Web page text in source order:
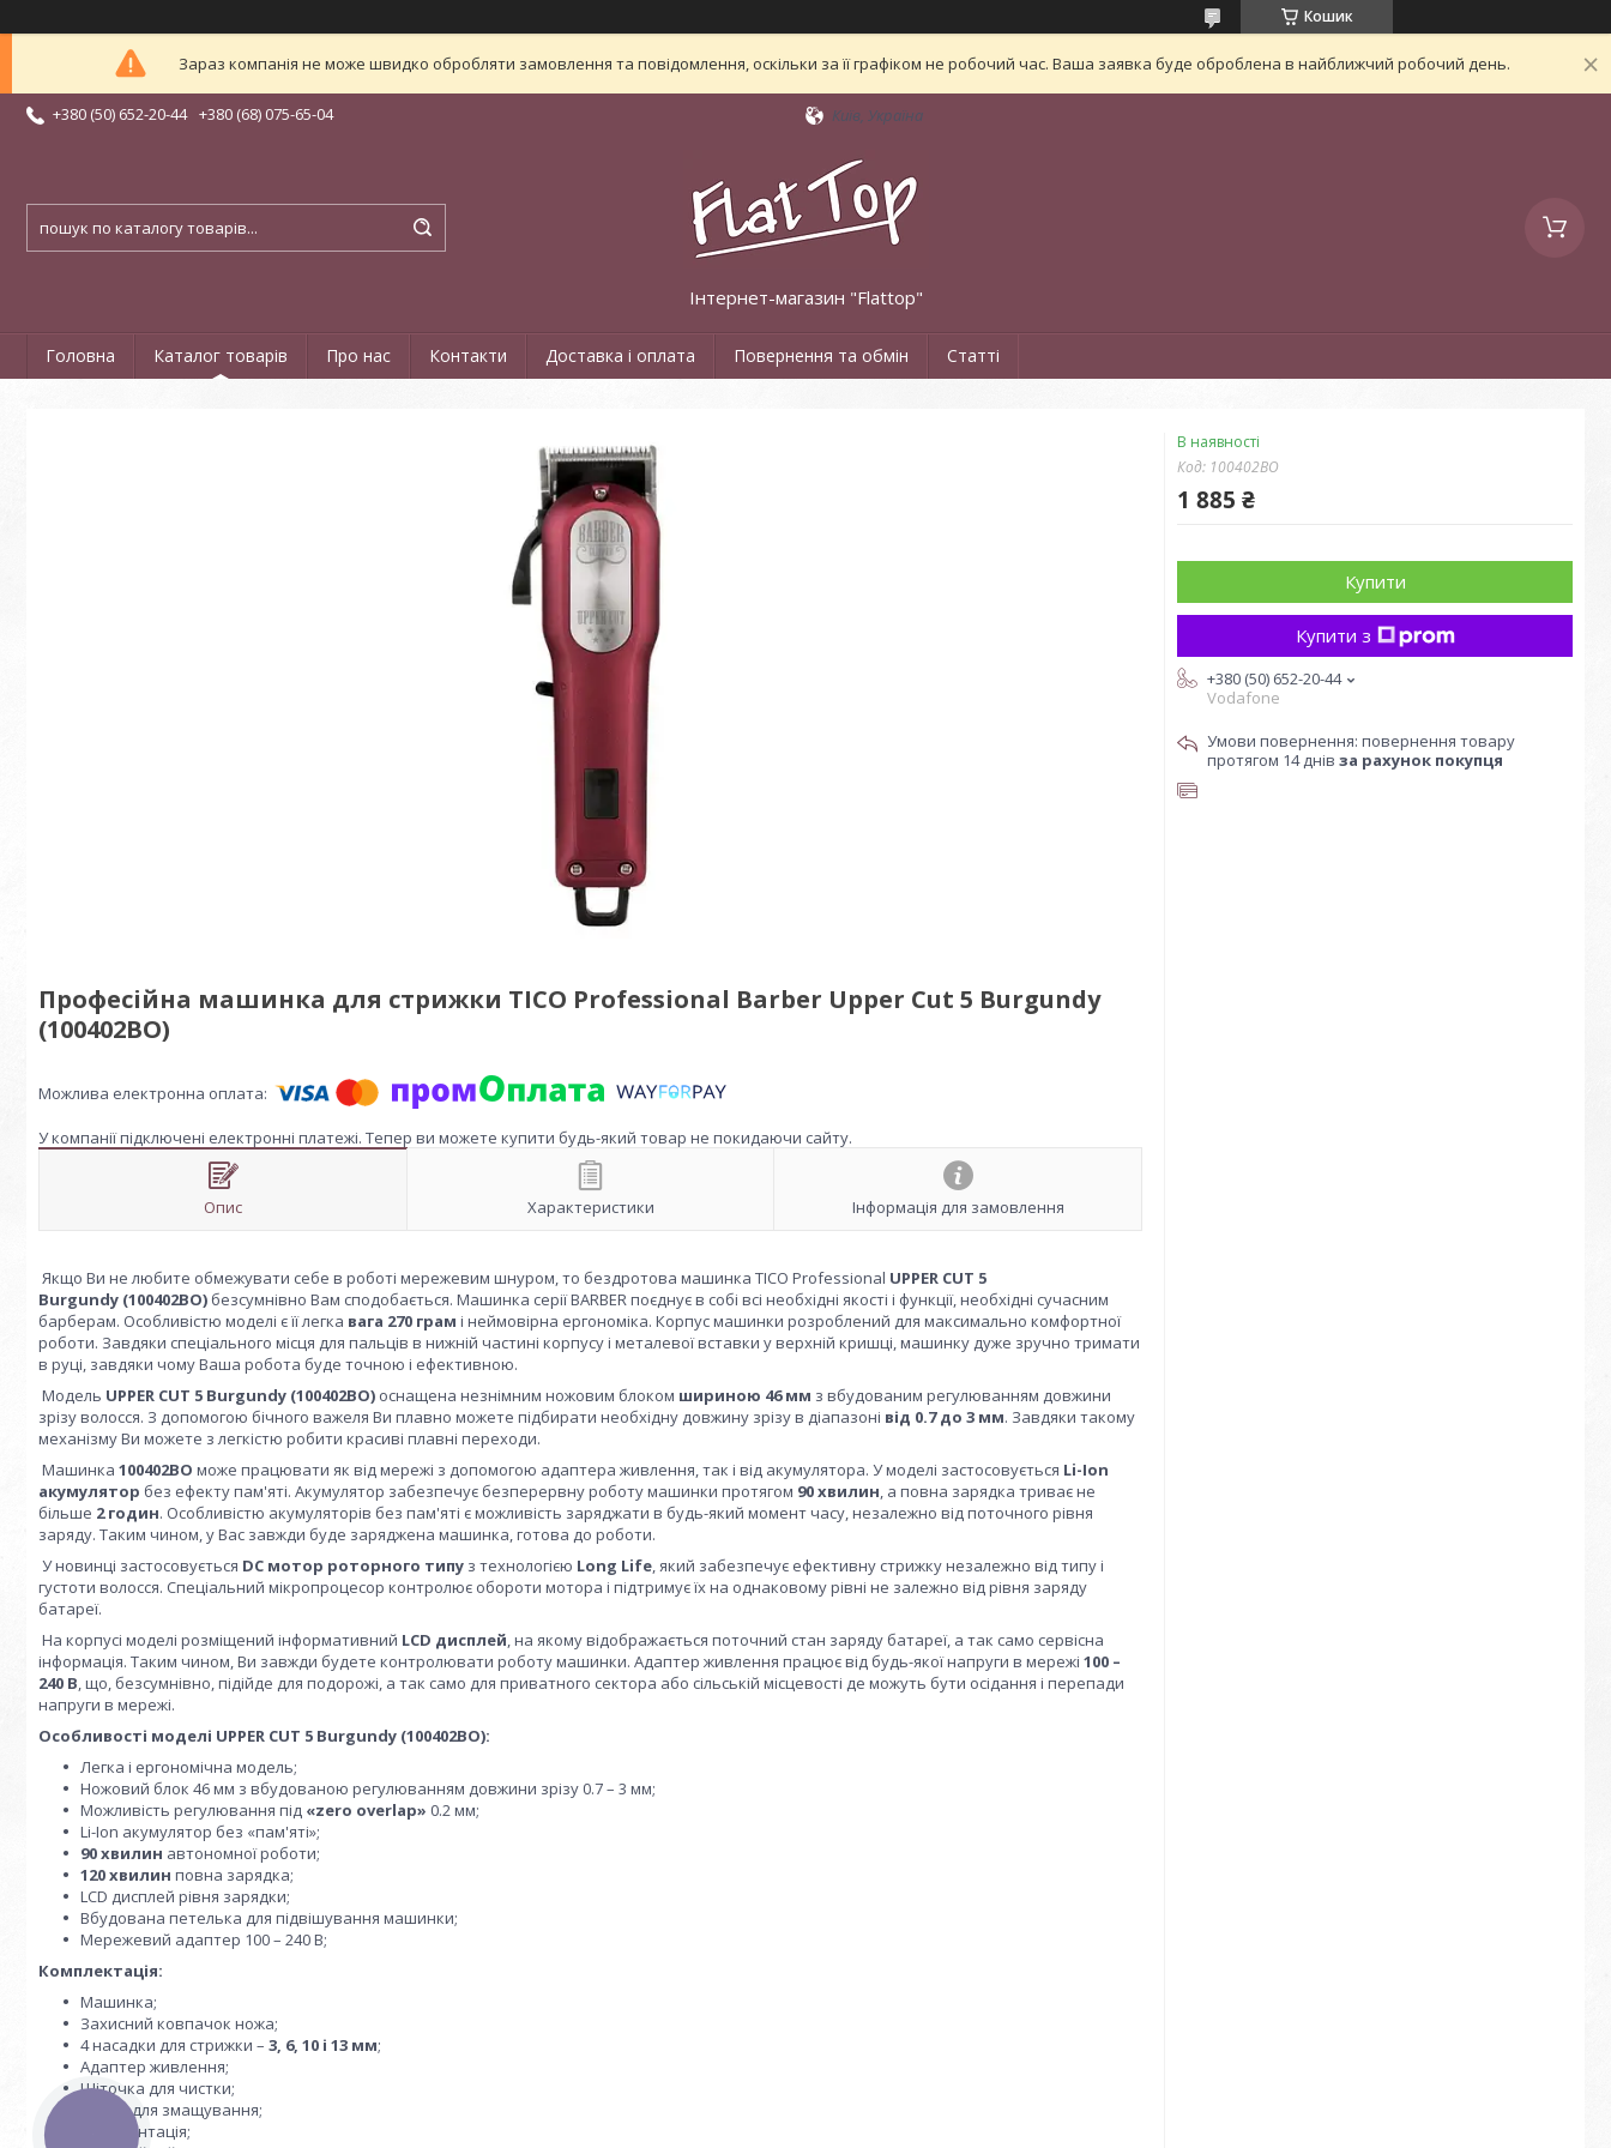
Кошик
Зараз компанія не може швидко обробляти замовлення та повідомлення, оскільки за її графіком не робочий час. Ваша заявка буде оброблена в найближчий робочий день.
+380 (50) 652-20-44 +380 (68) 075-65-04 Київ, Україна
Інтернет-магазин "Flattop"
Головна Каталог товарів Про нас Контакти Доставка і оплата Повернення та обмін Статті
Професійна машинка для стрижки TICO Professional Barber Upper Cut 5 Burgundy
(100402BO)
У компанії підключені електронні платежі. Тепер ви можете купити будь-який товар не покидаючи сайту.
Опис Характеристики Інформація для замовлення
Якщо Ви не любите обмежувати себе в роботі мережевим шнуром, то бездротова машинка TICO Professional UPPER CUT 5
Burgundy (100402BO) безсумнівно Вам сподобається. Машинка серії BARBER поєднує в собі всі необхідні якості і функції, необхідні сучасним
барберам. Особливістю моделі є її легка вага 270 грам і неймовірна ергономіка. Корпус машинки розроблений для максимально комфортної
роботи. Завдяки спеціального місця для пальців в нижній частині корпусу і металевої вставки у верхній кришці, машинку дуже зручно тримати
в руці, завдяки чому Ваша робота буде точною і ефективною.
Модель UPPER CUT 5 Burgundy (100402BO) оснащена незнімним ножовим блоком шириною 46 мм з вбудованим регулюванням довжини
зрізу волосся. З допомогою бічного важеля Ви плавно можете підбирати необхідну довжину зрізу в діапазоні від 0.7 до 3 мм. Завдяки такому
механізму Ви можете з легкістю робити красиві плавні переходи.
Машинка 100402BO може працювати як від мережі з допомогою адаптера живлення, так і від акумулятора. У моделі застосовується Li-Ion
акумулятор без ефекту пам'яті. Акумулятор забезпечує безперервну роботу машинки протягом 90 хвилин, а повна зарядка триває не
більше 2 годин. Особливістю акумуляторів без пам'яті є можливість заряджати в будь-який момент часу, незалежно від поточного рівня
заряду. Таким чином, у Вас завжди буде заряджена машинка, готова до роботи.
У новинці застосовується DC мотор роторного типу з технологією Long Life, який забезпечує ефективну стрижку незалежно від типу і
густоти волосся. Спеціальний мікропроцесор контролює обороти мотора і підтримує їх на однаковому рівні не залежно від рівня заряду
батареї.
На корпусі моделі розміщений інформативний LCD дисплей, на якому відображається поточний стан заряду батареї, а так само сервісна
інформація. Таким чином, Ви завжди будете контролювати роботу машинки. Адаптер живлення працює від будь-якої напруги в мережі 100 –
240 В, що, безсумнівно, підійде для подорожі, а так само для приватного сектора або сільській місцевості де можуть бути осідання і перепади
напруги в мережі.
Особливості моделі UPPER CUT 5 Burgundy (100402BO):
Легка і ергономічна модель;
Ножовий блок 46 мм з вбудованою регулюванням довжини зрізу 0.7 – 3 мм;
Можливість регулювання під «zero overlap» 0.2 мм;
Li-Ion акумулятор без «пам'яті»;
90 хвилин автономної роботи;
120 хвилин повна зарядка;
LCD дисплей рівня зарядки;
Вбудована петелька для підвішування машинки;
Мережевий адаптер 100 – 240 В;
Комплектація:
Машинка;
Захисний ковпачок ножа;
4 насадки для стрижки – 3, 6, 10 і 13 мм;
Адаптер живлення;
Щіточка для чистки;
Масло для змащування;
Документація;
В наявності
Код: 100402BO
1 885 ₴
Купити
Купити з
+380 (50) 652-20-44
Vodafone
повернення товару
протягом 14 днів за рахунок покупця